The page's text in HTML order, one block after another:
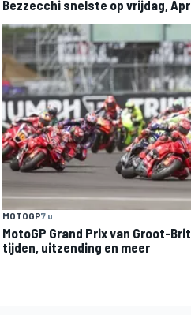
Bezzecchi snelste op vrijdag,
MOTOGP7 u
MotoGP Grand Prix van Groot-
tijden, uitzending en meer